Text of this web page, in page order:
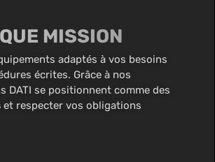
MISSION
adaptés à vos besoins
écrites. Grâce à nos
DATI se positionnent comme des
et respecter vos obligations